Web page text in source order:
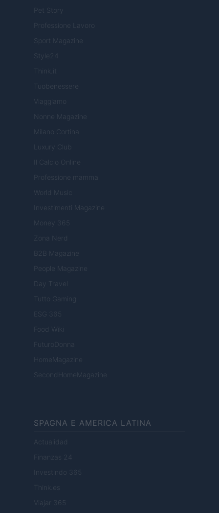
Pet Story
Professione Lavoro
Sport Magazine
Style24
Think.it
Tuobenessere
Viaggiamo
Nonne Magazine
Milano Cortina
Luxury Club
Il Calcio Online
Professione mamma
World Music
Investimenti Magazine
Money 365
Zona Nerd
B2B Magazine
People Magazine
Day Travel
Tutto Gaming
ESG 365
Food Wiki
FuturoDonna
HomeMagazine
SecondHomeMagazine
SPAGNA E AMERICA LATINA
Actualidad
Finanzas 24
Investindo 365
Think.es
Viajar 365